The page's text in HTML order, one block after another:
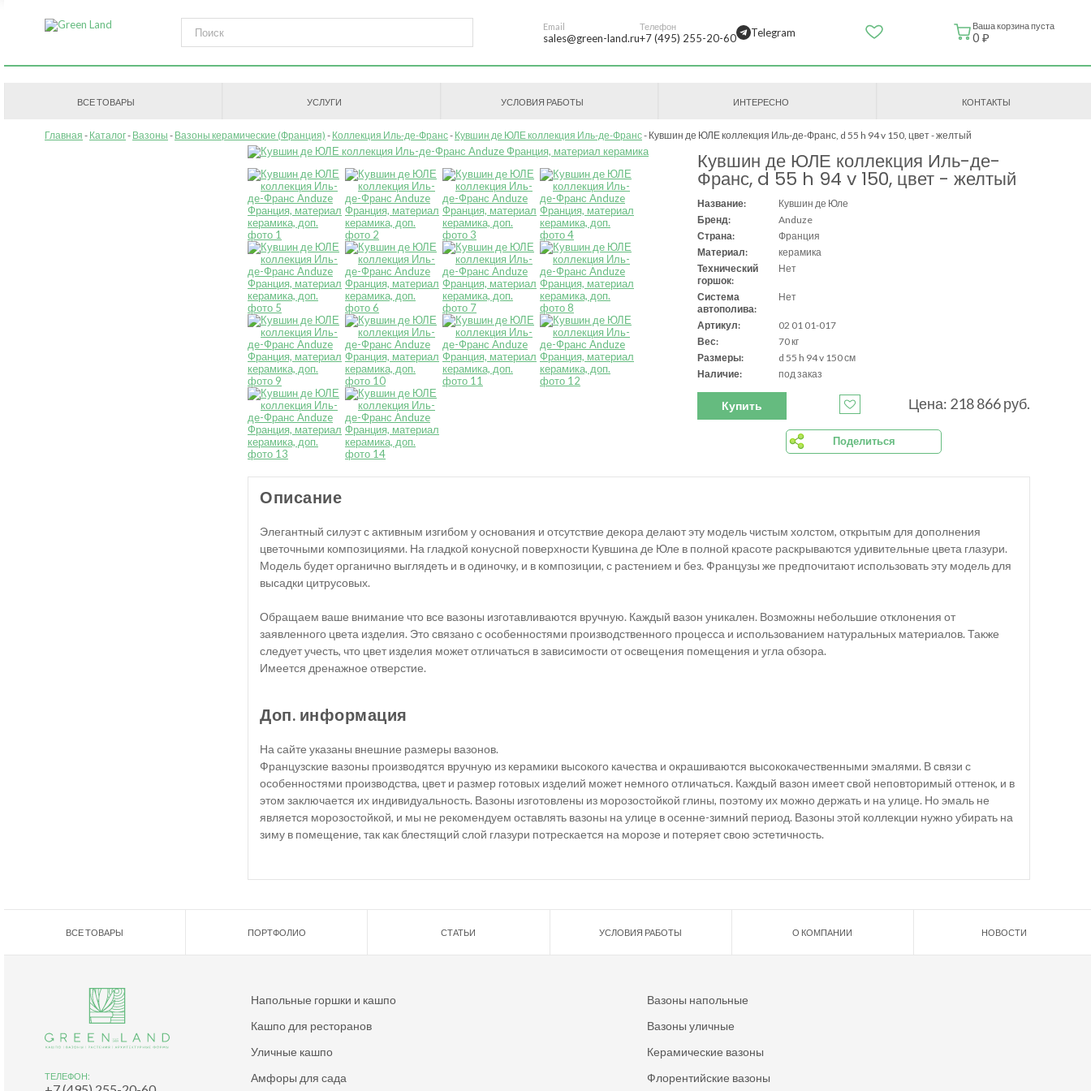
Email
sales@green-land.ru
Телефон
+7 (495) 255-20-60 Telegram Ваша корзина пуста
0 ₽
ВСЕ ТОВАРЫ УСЛУГИ УСЛОВИЯ РАБОТЫ ИНТЕРЕСНО КОНТАКТЫ
Главная Каталог Вазоны Вазоны керамические (Франция) Коллекция Иль-де-Франс Кувшин де ЮЛЕ коллекция Иль-де-Франс Кувшин де ЮЛЕ коллекция Иль-де-Франс, d 55 h 94 v 150, цвет - желтый
Кувшин де ЮЛЕ коллекция Иль-де-
Франс, d 55 h 94 v 150, цвет - желтый
Название:
Кувшин де Юле
Бренд:
Anduze
Страна:
Франция
Материал:
керамика
Технический
горшок:
Нет
Система
автополива:
Нет
Артикул:
02 01 01-017
Вес:
70 кг
Размеры:
d 55 h 94 v 150 см
Наличие:
под заказ
Купить Цена: 218 866 руб.
Поделиться
Описание
Элегантный силуэт с активным изгибом у основания и отсутствие декора делают эту модель чистым холстом, открытым для дополнения
цветочными композициями. На гладкой конусной поверхности Кувшина де Юле в полной красоте раскрываются удивительные цвета глазури.
Модель будет органично выглядеть и в одиночку, и в композиции, с растением и без. Французы же предпочитают использовать эту модель для
высадки цитрусовых.
Обращаем ваше внимание что все вазоны изготавливаются вручную. Каждый вазон уникален. Возможны небольшие отклонения от
заявленного цвета изделия. Это связано с особенностями производственного процесса и использованием натуральных материалов. Также
следует учесть, что цвет изделия может отличаться в зависимости от освещения помещения и угла обзора.
Имеется дренажное отверстие.
Доп. информация
На сайте указаны внешние размеры вазонов.
Французские вазоны производятся вручную из керамики высокого качества и окрашиваются высококачественными эмалями. В связи с
особенностями производства, цвет и размер готовых изделий может немного отличаться. Каждый вазон имеет свой неповторимый оттенок, и в
этом заключается их индивидуальность. Вазоны изготовлены из морозостойкой глины, поэтому их можно держать и на улице. Но эмаль не
является морозостойкой, и мы не рекомендуем оставлять вазоны на улице в осенне-зимний период. Вазоны этой коллекции нужно убирать на
зиму в помещение, так как блестящий слой глазури потрескается на морозе и потеряет свою эстетичность.
ВСЕ ТОВАРЫ ПОРТФОЛИО СТАТЬИ УСЛОВИЯ РАБОТЫ О КОМПАНИИ НОВОСТИ
ТЕЛЕФОН:
Напольные горшки и кашпо
Вазоны напольные
Кашпо для ресторанов
Вазоны уличные
Уличные кашпо
Керамические вазоны
Амфоры для сада
Флорентийские вазоны